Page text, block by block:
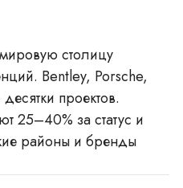
столицу
Bentley, Porsche,
проектов.
25–40% за статус и
районы и бренды